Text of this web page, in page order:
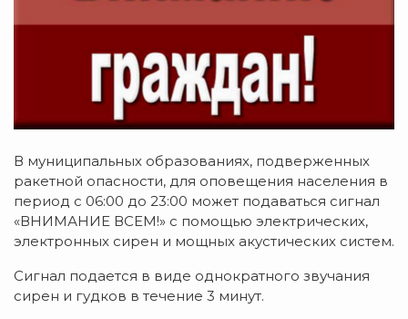
В муниципальных образованиях, подверженных
ракетной опасности, для оповещения населения в
период с 06:00 до 23:00 может подаваться сигнал
«ВНИМАНИЕ ВСЕМ!» с помощью электрических,
электронных сирен и мощных акустических систем.
Сигнал подается в виде однократного звучания
сирен и гудков в течение 3 минут.